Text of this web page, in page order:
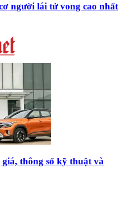
người lái tử vong cao nhất
thông số kỹ thuật và